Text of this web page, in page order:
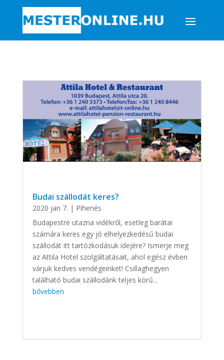
Budai szállodát keres?
2020 jan 7. | Pihenés
Budapestre utazna vidékről, esetleg barátai
számára keres egy jó elhelyezkedésű budai
szállodát itt tartózkodásuk idejére? Ismerje meg
az Attila Hotel szolgáltatásait, ahol egész évben
várjuk kedves vendégeinket! Csillaghegyen
található budai szállodánk teljes körű...
bővebben